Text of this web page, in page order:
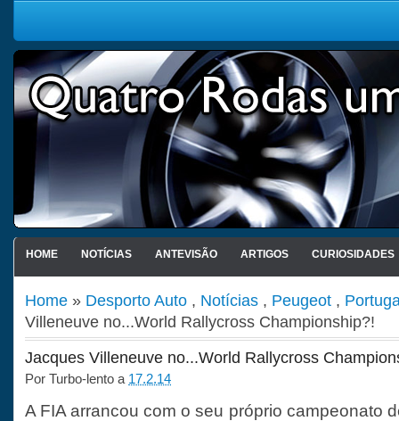
HOME NOTÍCIAS ANTEVISÃO ARTIGOS CURIOSIDADES
Home » Desporto Auto , Notícias , Peugeot ,
Villeneuve no...World Rallycross Championship?!
Jacques Villeneuve no...World Rallycross
Por Turbo-lento a 17.2.14
A FIA arrancou com o seu próprio campeonato